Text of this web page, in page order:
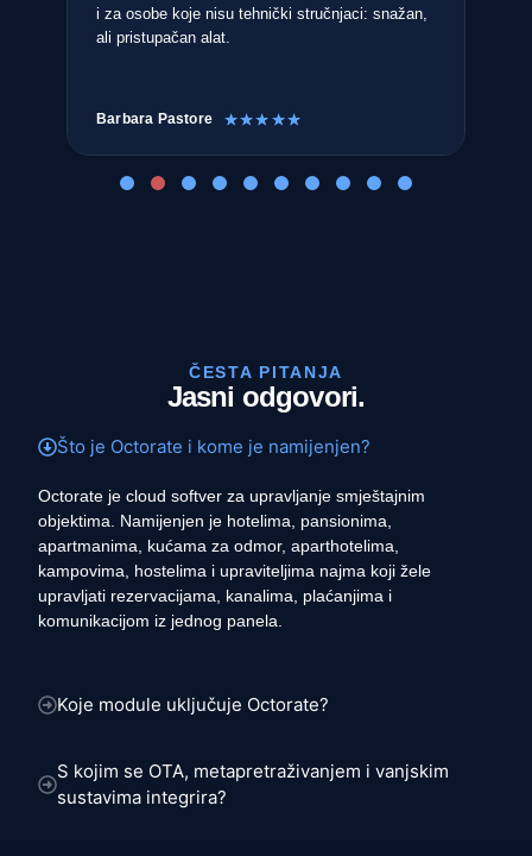
Barbara Pastore ☆☆☆ ☆☆
i za osobe koje nisu tehnički stručnjaci: snažan,
ali pristupačan alat.
ČESTA PITANJA
Jasni odgovori.
Što je Octorate i kome je namijenjen?
Octorate je cloud softver za upravljanje smještajnim
objektima. Namijenjen je hotelima, pansionima,
apartmanima, kućama za odmor, aparthotelima,
kampovima, hostelima i upraviteljima najma koji žele
upravljati rezervacijama, kanalima, plaćanjima i
komunikacijom iz jednog panela.
Koje module uključuje Octorate?
S kojim se OTA, metapretraživanjem i vanjskim
sustavima integrira?